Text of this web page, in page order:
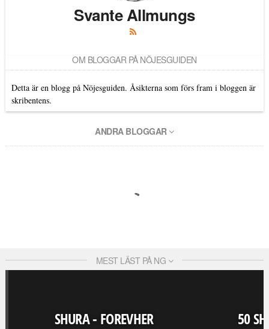
Svante Allmungs
OM BLOGGAR PÅ NÖJESGUIDEN
Detta är en blogg på Nöjesguiden. Åsikterna som förs fram i bloggen är
skribentens.
ANDRA BLOGGAR
MEST LÄST PÅ NG
SHURA - FOREVHER 50